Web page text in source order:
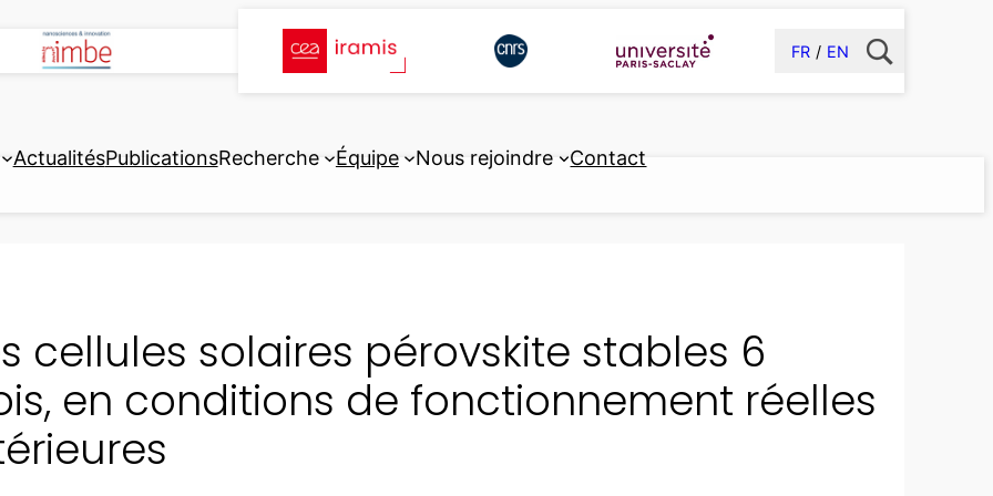
FR EN
ActualitésPublicationsRecherche Équipe Nous rejoindre Contact
cellules solaires pérovskite stables 6
en conditions de fonctionnement réelles